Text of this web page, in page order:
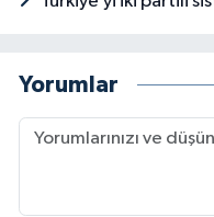
Yorumlar